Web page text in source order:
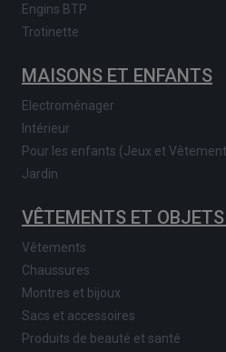
Engins BTP
Trotinette
MAISONS ET ENFANTS
Electroménager
Intérieur
Pour les enfants (Jeux et
Jardin
VÊTEMENTS ET
Vêtements
Chaussures
Montres et bijoux
Sacs et accessoires
Produits de beauté et santé